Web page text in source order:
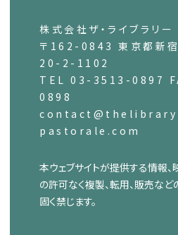
株式会社ザ・ライブラリー
〒162-0843 東京都新
20-2-1102
TEL 03-3513-0897
0898
pastorale.com
本ウェブサイトが提供する情報、
の許可なく複製、転用、販売な
固く禁じます。